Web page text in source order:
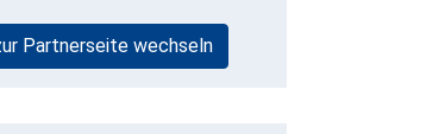
Partnerseite wechseln